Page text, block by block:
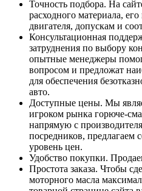
Точность подбора. На
расходного материала,
двигателя, допускам и
Консультационная
затруднения по выбору
опытные менеджеры
вопросом и предложат
для обеспечения
авто.
Доступные цены. Мы
игроком рынка горюче-
напрямую с
посредников, предлагаем
уровень цен.
Удобство покупки.
Простота заказа. Чтобы
моторного масла